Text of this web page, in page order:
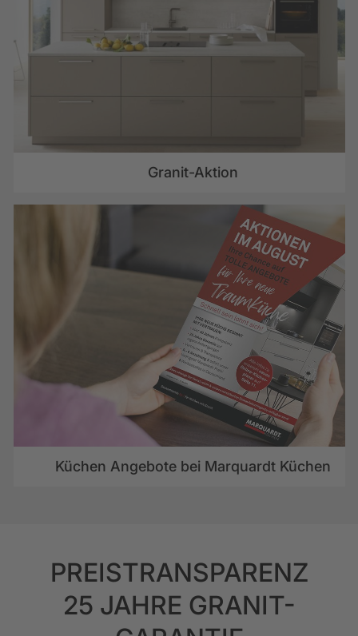
Bezeichnung Oro Preto
Elegant, schlicht und anmutend präsentiert
mit markanter, effektvoller Struktur.
Granit-Aktion
Küchen Angebote bei Marquardt Küchen
PREISTRANSPARENZ
25 JAHRE GRANIT-